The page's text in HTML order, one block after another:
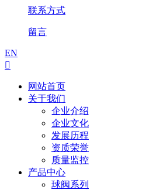
联系方式
留言
EN

网站首页
关于我们
企业介绍
企业文化
发展历程
资质荣誉
质量监控
产品中心
球阀系列